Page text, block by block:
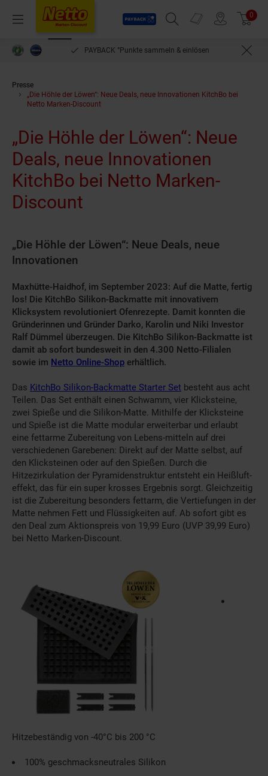
Menü
Payback
Suchfeld einblenden
Prospekte 0
PAYBACK °Punkte sammeln & einlösen
Presse
„Die Höhle der Löwen“: Neue Deals, neue Innovationen KitchBo bei
Netto Marken-Discount
„Die Höhle der Löwen“: Neue
Deals, neue Innovationen
KitchBo bei Netto Marken-
Discount
„Die Höhle der Löwen“: Neue Deals, neue
Innovationen
Maxhütte-Haidhof, im September 2023: Auf die Matte, fertig
los! Die KitchBo Silikon-Backmatte mit innovativem
Klicksystem revolutioniert Ofenrezepte. Damit konnten die
Gründerinnen und Gründer Darko, Karolin und Niki Investor
Ralf Dümmel überzeugen. Die KitchBo Silikon-Backmatte ist
damit ab sofort bundesweit in den 4.300 Netto-Filialen
sowie im Netto Online-Shop erhältlich.
Das KitchBo Silikon-Backmatte Starter Set besteht aus acht
Teilen. Das Set enthält einen Schwamm, vier Klicksteine,
zwei Spieße und die Silikon-Matte. Mithilfe der Klicksteine
und Spieße ist die Matte modular erweiterbar und erlaubt
eine fettarme Zubereitung von Lebens-mitteln auf drei
verschiedenen Garebenen: Direkt auf der Matte selbst, auf
den Klicksteinen oder auf den Spießen. Durch die
Hitzezirkulation der Pyramidenstruktur entsteht ein Heißluft-
effekt, das für ein super krosses Ergebnis sorgt. Gleichzeitig
ist die Zubereitung besonders fettarm, die Vertiefungen in der
Matte nehmen Fett und Flüssigkeiten auf. Ab sofort gibt es
den Deal zum Aktionspreis von 19,99 Euro (UVP 39,99 Euro)
bei Netto Marken-Discount.
Hitzebeständig von -40°C bis 200 °C
100% geschmacksneutrales Silikon